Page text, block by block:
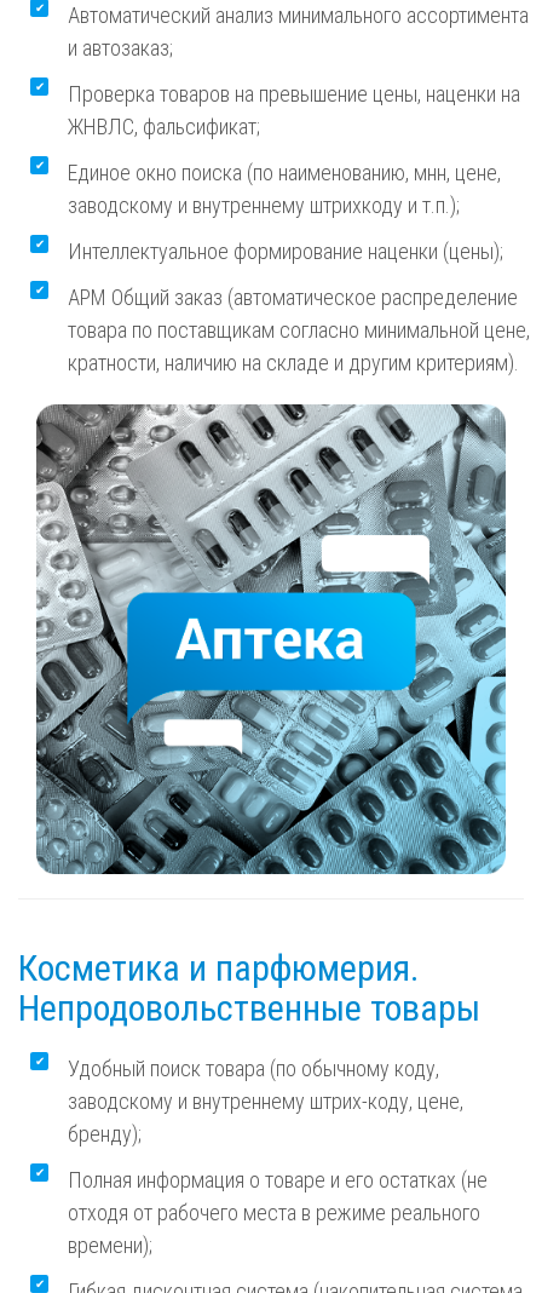
Автоматический анализ минимального ассортимента
и автозаказ;
Проверка товаров на превышение цены, наценки на
ЖНВЛС, фальсификат;
Единое окно поиска (по наименованию, мнн, цене,
заводскому и внутреннему штрихкоду и т.п.);
Интеллектуальное формирование наценки (цены);
АРМ Общий заказ (автоматическое распределение
товара по поставщикам согласно минимальной цене,
кратности, наличию на складе и другим критериям).
Косметика и парфюмерия.
Непродовольственные товары
Удобный поиск товара (по обычному коду,
заводскому и внутреннему штрих-коду, цене,
бренду);
Полная информация о товаре и его остатках (не
отходя от рабочего места в режиме реального
времени);